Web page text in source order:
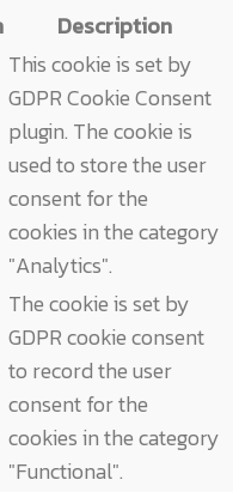
Description
This cookie is set by
GDPR Cookie Consent
plugin. The cookie is
used to store the user
consent for the
cookies in the category
"Analytics".
The cookie is set by
GDPR cookie consent
to record the user
consent for the
cookies in the category
"Functional".